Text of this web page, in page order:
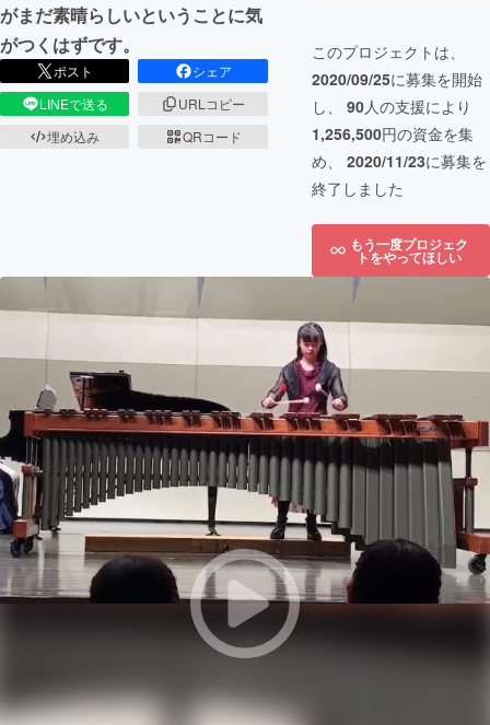
がまだ素晴らしいということに気
がつくはずです。
ポスト
シェア
LINEで送る
URLコピー
埋め込み
QRコード
このプロジェクトは、
2020/09/25に募集を開始
し、 90人の支援により
1,256,500円の資金を集
め、 2020/11/23に募集を
終了しました
もう一度プロジェク
トをやってほしい